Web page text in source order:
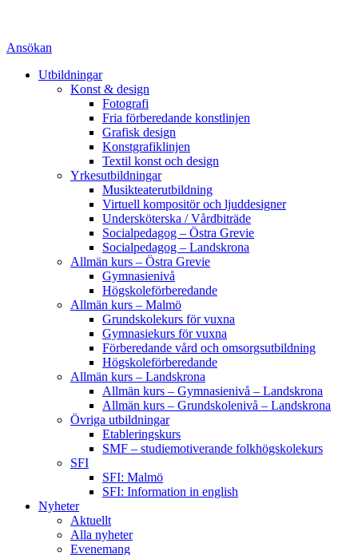
Ansökan
Utbildningar
Konst & design
Fotografi
Fria förberedande konstlinjen
Grafisk design
Konstgrafiklinjen
Textil konst och design
Yrkesutbildningar
Musikteaterutbildning
Virtuell kompositör och ljuddesigner
Undersköterska / Vårdbiträde
Socialpedagog – Östra Grevie
Socialpedagog – Landskrona
Allmän kurs – Östra Grevie
Gymnasienivå
Högskoleförberedande
Allmän kurs – Malmö
Grundskolekurs för vuxna
Gymnasiekurs för vuxna
Förberedande vård och omsorgsutbildning
Högskoleförberedande
Allmän kurs – Landskrona
Allmän kurs – Gymnasienivå – Landskrona
Allmän kurs – Grundskolenivå – Landskrona
Övriga utbildningar
Etableringskurs
SMF – studiemotiverande folkhögskolekurs
SFI
SFI: Malmö
SFI: Information in english
Nyheter
Aktuellt
Alla nyheter
Evenemang